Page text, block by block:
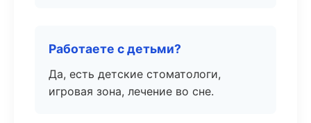
Работаете с детьми?
Да, есть детские стоматологи,
игровая зона, лечение во сне.